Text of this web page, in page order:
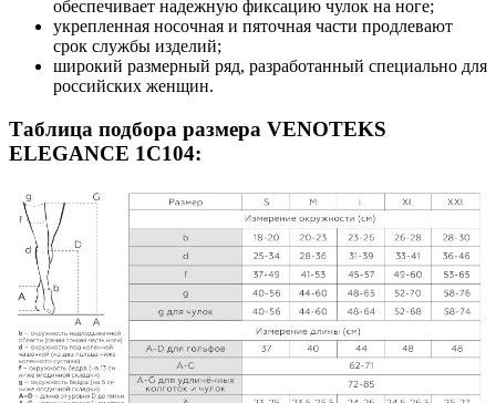
обеспечивает надежную фиксацию чулок на ноге;
укрепленная носочная и пяточная части продлевают
срок службы изделий;
широкий размерный ряд, разработанный специально для
российских женщин.
Таблица подбора размера VENOTEKS
ELEGANCE 1С104: